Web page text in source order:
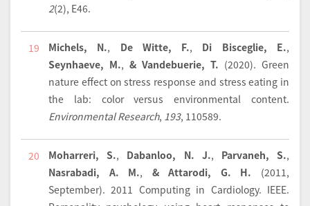
2(2), E46.
19 Michels, N., De Witte, F., Di Bisceglie, E.,
Seynhaeve, M., & Vandebuerie, T. (2020). Green
nature effect on stress response and stress eating in
the lab: color versus environmental content.
Environmental Research, 193, 110589.
20 Moharreri, S., Dabanloo, N. J., Parvaneh, S.,
Nasrabadi, A. M., & Attarodi, G. H. (2011,
September). 2011 Computing in Cardiology. IEEE.